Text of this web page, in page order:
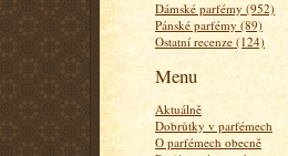
Dámské parfémy (952)
Pánské parfémy (89)
Ostatní recenze (124)
Menu
Aktuálně
Dobrůtky v parfémech
O parfémech obecně